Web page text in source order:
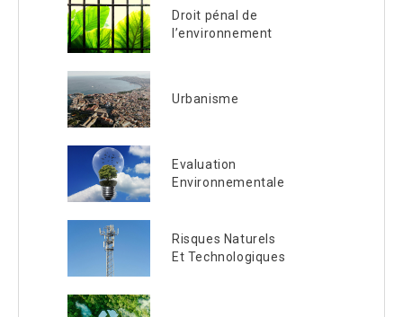
Droit pénal de
l’environnement
Urbanisme
Evaluation
Environnementale
Risques Naturels
Et Technologiques